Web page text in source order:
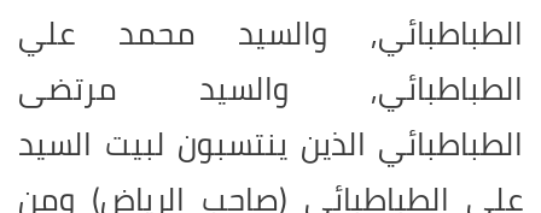
الطباطبائي, والسيد محمد علي
الطباطبائي, والسيد مرتضى
الطباطبائي الذين ينتسبون لبيت السيد
علي الطباطبائي (صاحب الرياض) ومن